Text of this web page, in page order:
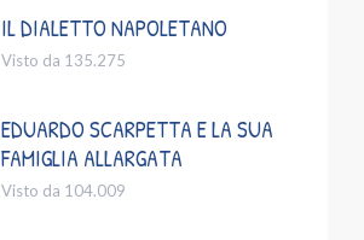
IL DIALETTO NAPOLETANO
Visto da 135.275
EDUARDO SCARPETTA E LA SUA
FAMIGLIA ALLARGATA
Visto da 104.009